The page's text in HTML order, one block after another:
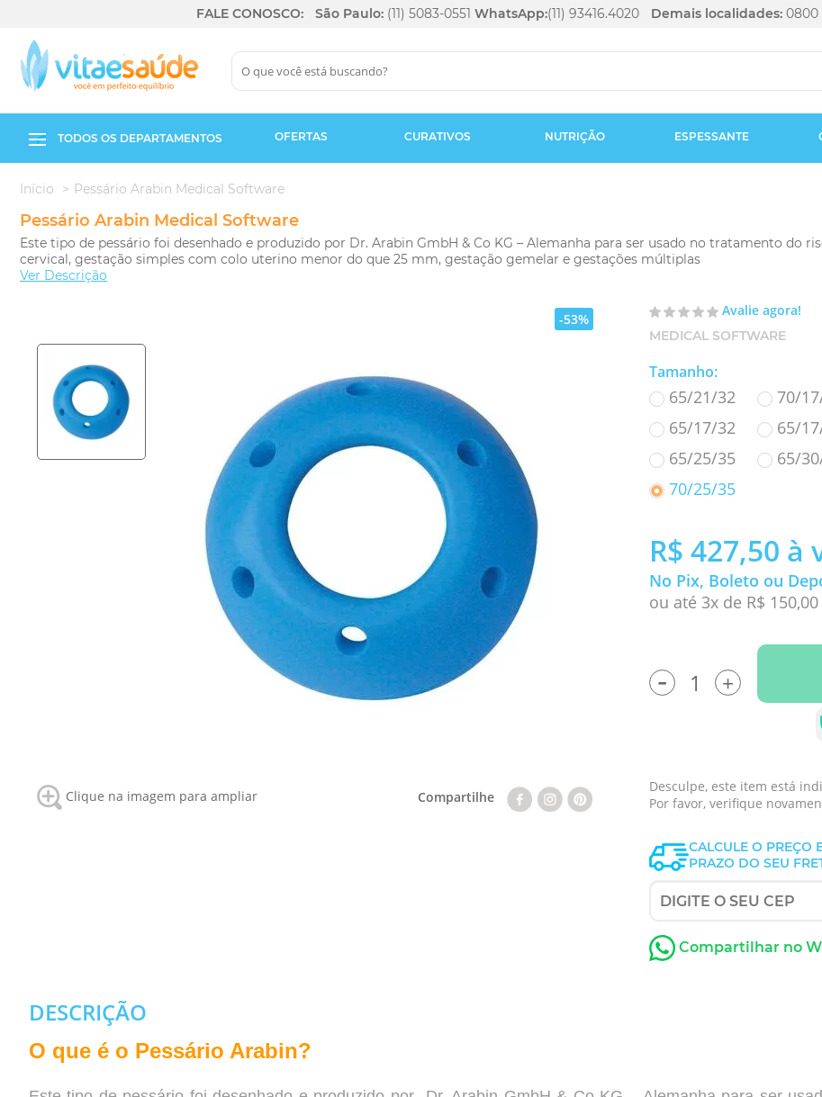
FALE CONOSCO: São Paulo: (11) 5083-0551 WhatsApp:(11) 93416.4020 Demais localidades: 0800
TODOS OS DEPARTAMENTOS OFERTAS CURATIVOS NUTRIÇÃO ESPESSANTE
Início Pessário Arabin Medical Software
Pessário Arabin Medical Software
Este tipo de pessário foi desenhado e produzido por Dr. Arabin GmbH & Co KG – Alemanha para ser usado no tratamento do
cervical, gestação simples com colo uterino menor do que 25 mm, gestação gemelar e gestações múltiplas
Ver Descrição
-53%
Clique na imagem para ampliar Compartilhe
Avalie agora!
MEDICAL SOFTWARE
Tamanho:
65/21/32 70/
65/17/32
65/
65/25/35
65/
70/25/35
R$ 427,50 à
No Pix, Boleto ou
ou até 3x de R$
- +
Desculpe, este item está
Por favor, verifique
CALCULE O PREÇO
PRAZO DO SEU
Compartilhar no
DESCRIÇÃO
O que é o Pessário Arabin?